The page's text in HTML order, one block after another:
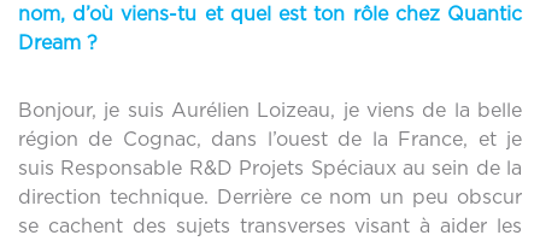
nom, d’où viens-tu et quel est ton rôle chez Quantic
Dream ?
Bonjour, je suis Aurélien Loizeau, je viens de la belle
région de Cognac, dans l’ouest de la France, et je
suis Responsable R&D Projets Spéciaux au sein de la
direction technique. Derrière ce nom un peu obscur
se cachent des sujets transverses visant à aider les